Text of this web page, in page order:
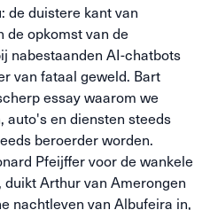
de duistere kant van
opkomst van de
nabestaanden AI-chatbots
van fataal geweld. Bart
essay waarom we
auto's en diensten steeds
beroerder worden.
Pfeijffer voor de wankele
Arthur van Amerongen
nachtleven van Albufeira in,